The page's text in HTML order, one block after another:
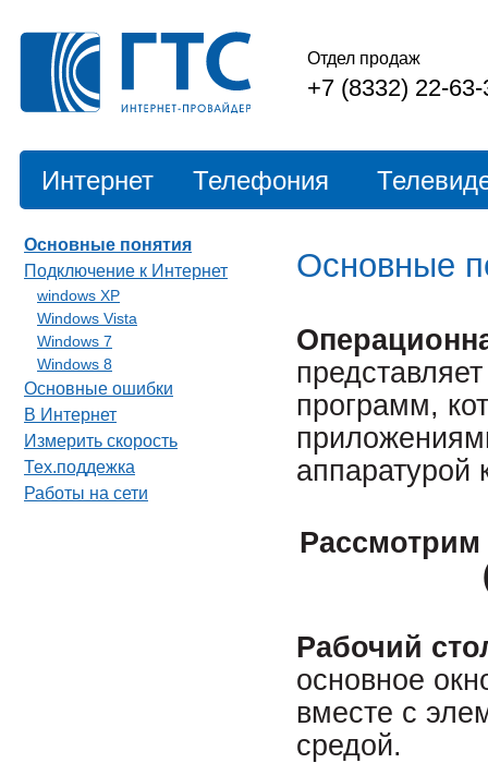
Отдел продаж
+7 (8332) 22-63-
Интернет Телефония
Основные понятия
Подключение к Интернет
windows XP
Windows Vista
Windows 7
Windows 8
Основные ошибки
В Интернет
Измерить скорость
Тех.поддежка
Работы на сети
Основные
программ,
аппаратурой
Рабочий
основное
вместе с
средой.